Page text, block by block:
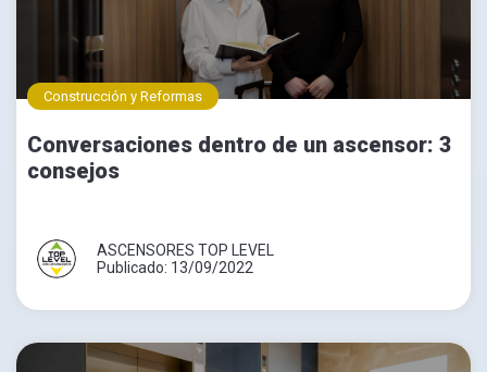
Construcción y Reformas
Conversaciones dentro de un ascensor: 3
consejos
ASCENSORES TOP LEVEL
Publicado: 13/09/2022